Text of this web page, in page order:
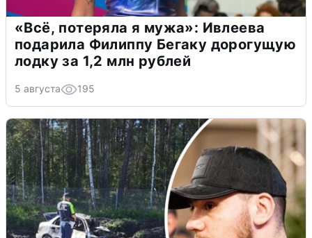
«Всё, потеряла я мужа»: Ивлеева
подарила Филиппу Бегаку дорогущую
лодку за 1,2 млн рублей
5 августа 195